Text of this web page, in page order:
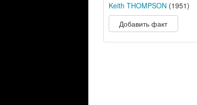
Keith THOMPSON (1951)
Добавить факт